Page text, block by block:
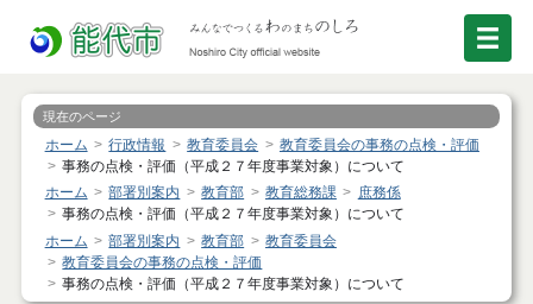
現在のページ
ホーム 行政情報 教育委員会
教育委員会の事務の点検・評価
事務の点検・評価（平成２７年度事業対象）について
ホーム
部署別案内 教育部 教育総務課
庶務係
事務の点検・評価（平成２７年度事業対象）について
ホーム
部署別案内 教育部
教育委員会
教育委員会の事務の点検・評価
事務の点検・評価（平成２７年度事業対象）について